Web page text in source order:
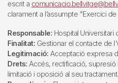
escrit a
clarament a l’assumpte "Exercici de
Responsable: Hospital Universitari
Finalitat: Gestionar el contacte de
Legitimació: Acceptació expresa
Drets: Accés, rectificació,
limitació i oposició al seu tractament.